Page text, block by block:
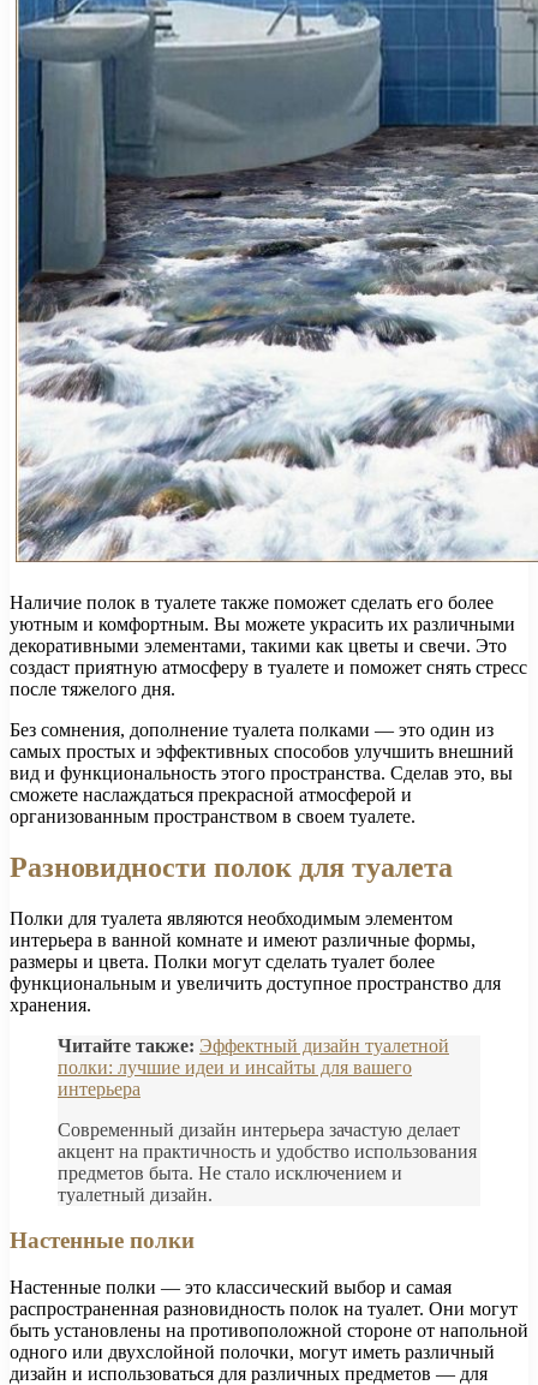
Наличие полок в туалете также поможет сделать его более
уютным и комфортным. Вы можете украсить их различными
декоративными элементами, такими как цветы и свечи. Это
создаст приятную атмосферу в туалете и поможет снять стресс
после тяжелого дня.
Без сомнения, дополнение туалета полками — это один из
самых простых и эффективных способов улучшить внешний
вид и функциональность этого пространства. Сделав это, вы
сможете наслаждаться прекрасной атмосферой и
организованным пространством в своем туалете.
Разновидности полок для туалета
Полки для туалета являются необходимым элементом
интерьера в ванной комнате и имеют различные формы,
размеры и цвета. Полки могут сделать туалет более
функциональным и увеличить доступное пространство для
хранения.
Читайте также: Эффектный дизайн туалетной
полки: лучшие идеи и инсайты для вашего
интерьера
Современный дизайн интерьера зачастую делает
акцент на практичность и удобство использования
предметов быта. Не стало исключением и
туалетный дизайн.
Настенные полки
Настенные полки — это классический выбор и самая
распространенная разновидность полок на туалет. Они могут
быть установлены на противоположной стороне от напольной
одного или двухслойной полочки, могут иметь различный
дизайн и использоваться для различных предметов — для